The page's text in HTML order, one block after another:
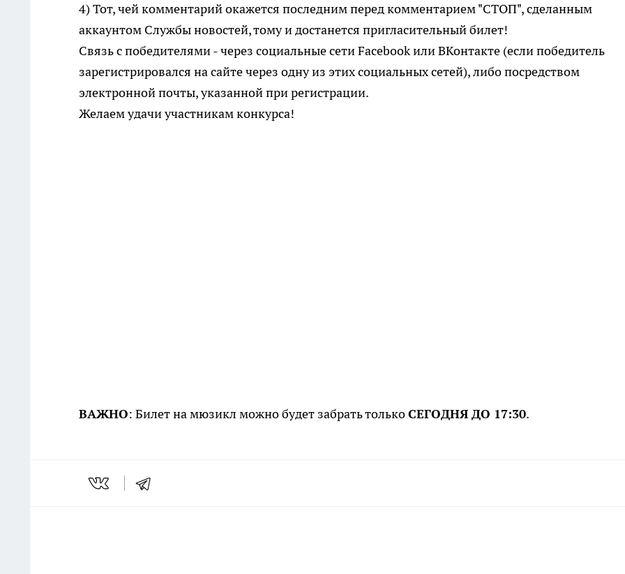
4) Тот, чей комментарий окажется последним перед комментарием "СТОП", сделанным
аккаунтом Службы новостей, тому и достанется пригласительный билет!
Связь с победителями - через социальные сети Facebook или ВКонтакте (если победитель
зарегистрировался на сайте через одну из этих социальных сетей), либо посредством
электронной почты, указанной при регистрации.
Желаем удачи участникам конкурса!
ВАЖНО: Билет на мюзикл можно будет забрать толькоСЕГОДНЯ ДО 17:30.